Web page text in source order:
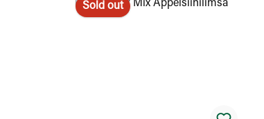
Sold out